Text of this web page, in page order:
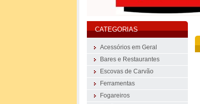
CATEGORIAS
Acessórios em Geral
Bares e Restaurantes
Escovas de Carvão
Ferramentas
Fogareiros